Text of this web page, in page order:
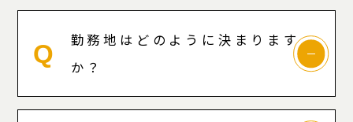
Q
勤務地はどのように決まります
か？